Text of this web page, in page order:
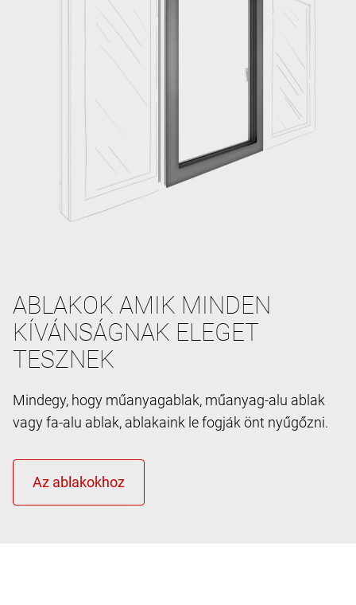
ABLAKOK AMIK MINDEN
KÍVÁNSÁGNAK ELEGET
TESZNEK
Mindegy, hogy műanyagablak, műanyag-alu ablak
vagy fa-alu ablak, ablakaink le fogják önt nyűgőzni.